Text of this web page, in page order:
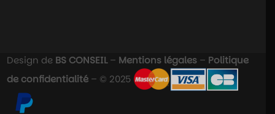
Design de BS CONSEIL– Mentions légales– Politique
de confidentialité– © 2025